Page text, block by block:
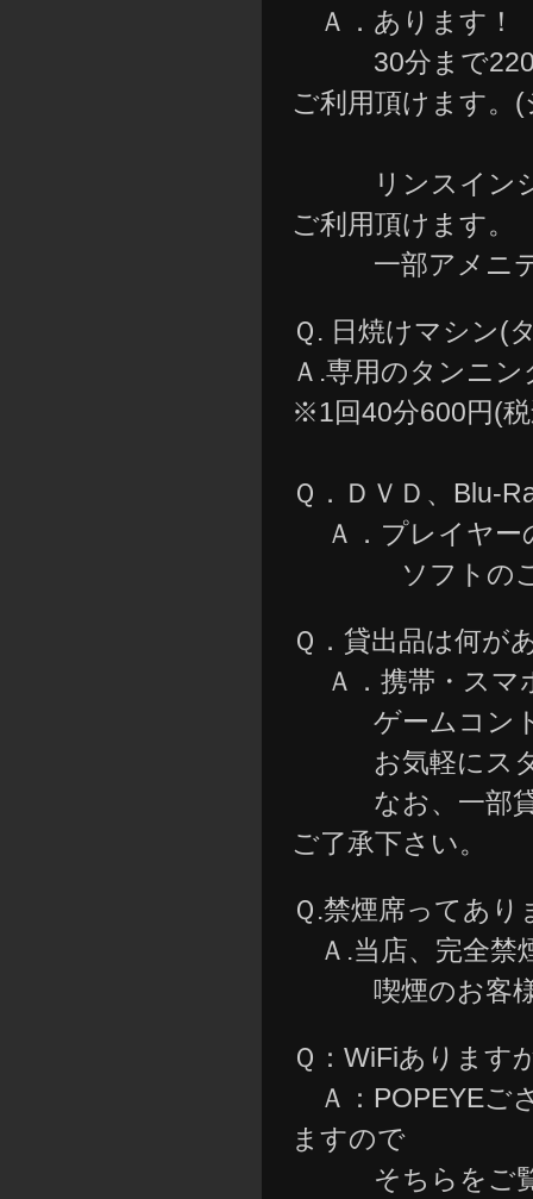
Ａ．あります！
30分まで220円
ご利用頂けます。
リンスインシャ
ご利用頂けます。
一部アメニテ
Ｑ. 日焼けマシン(
Ａ.専用のタンニ
※1回40分600円(
Ｑ．ＤＶＤ、Blu-
Ａ．プレイヤー
ソフトのご用
Ｑ．貸出品は何が
Ａ．携帯・スマ
ゲームコント
お気軽にスタ
なお、一部貸出
ご了承下さい。
Ｑ.禁煙席ってあり
Ａ.当店、完全禁
喫煙のお客様
Ｑ：WiFiあります
Ａ：POPEYEご
ますので
そちらをご覧